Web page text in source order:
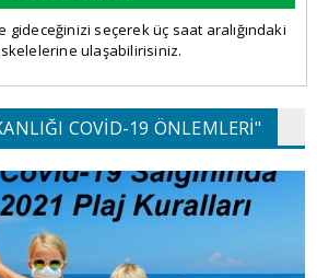
gideceğinizi seçerek üç saat aralığındaki
ulaşabilirisiniz.
COVID-19 ÖNLEMLERI"